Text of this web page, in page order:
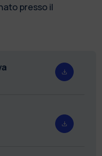
presso il